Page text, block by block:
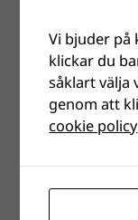
Vi bjuder på
klickar du
såklart välja
genom att
cookie policy